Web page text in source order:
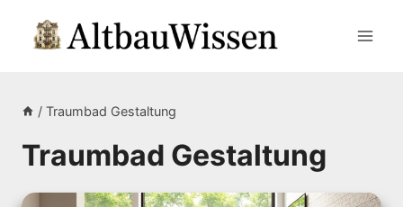
Inhalt
/ Traumbad Gestaltung
Traumbad Gestaltung